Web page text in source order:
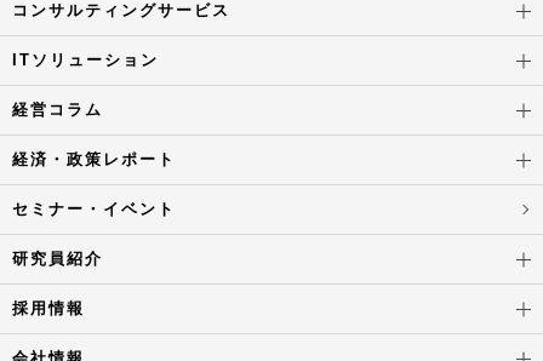
コンサルティングサービス
ITソリューション
経営コラム
経済・政策レポート
セミナー・イベント
研究員紹介
採用情報